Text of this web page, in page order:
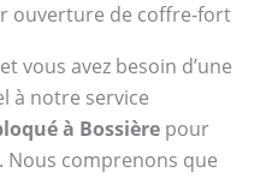
ouverture de coffre-fort
vous avez besoin d’une
à notre service
à Bossière pour
comprenons que